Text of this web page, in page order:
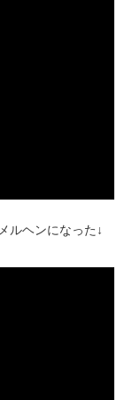
ルヘンになった↓